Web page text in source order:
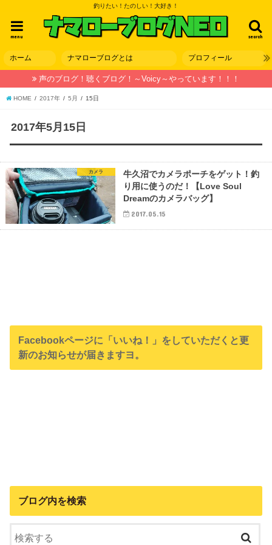
釣りたい！たのしい！大好き！
search
menu
ホーム ナマローブログとは プロフィール
声のブログ！聴くブログ！～Voicy～やっています！！！
HOME 2017年 5月 15日
2017年5月15日
カメラ
牛久沼でカメラポーチをゲット！釣
り用に使うのだ！【Love Soul
Dreamのカメラバッグ】
2017.05.15
Facebookページに「いいね！」をしていただくと更
新のお知らせが届きますヨ。
ブログ内を検索